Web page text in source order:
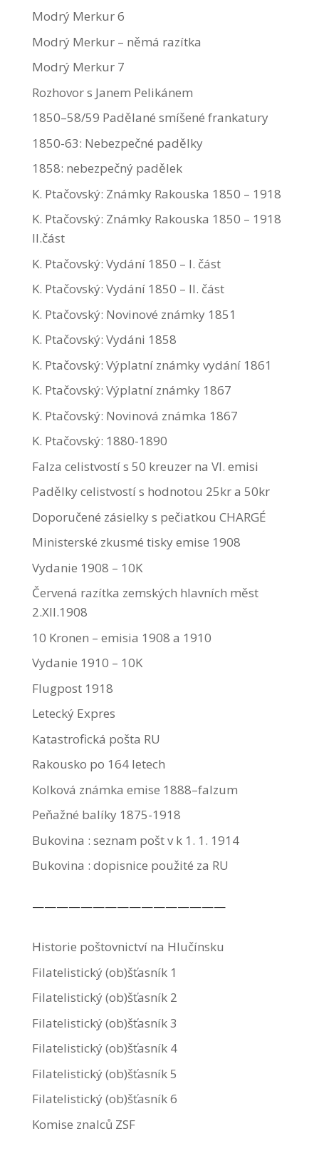
Modrý Merkur 6
Modrý Merkur – němá razítka
Modrý Merkur 7
Rozhovor s Janem Pelikánem
1850–58/59 Padělané smíšené frankatury
1850-63: Nebezpečné padělky
1858: nebezpečný padělek
K. Ptačovský: Známky Rakouska 1850 – 1918
K. Ptačovský: Známky Rakouska 1850 – 1918
II.část
K. Ptačovský: Vydání 1850 – I. část
K. Ptačovský: Vydání 1850 – II. část
K. Ptačovský: Novinové známky 1851
K. Ptačovský: Vydáni 1858
K. Ptačovský: Výplatní známky vydání 1861
K. Ptačovský: Výplatní známky 1867
K. Ptačovský: Novinová známka 1867
K. Ptačovský: 1880-1890
Falza celistvostí s 50 kreuzer na VI. emisi
Padělky celistvostí s hodnotou 25kr a 50kr
Doporučené zásielky s pečiatkou CHARGÉ
Ministerské zkusmé tisky emise 1908
Vydanie 1908 – 10K
Červená razítka zemských hlavních měst
2.XII.1908
10 Kronen – emisia 1908 a 1910
Vydanie 1910 – 10K
Flugpost 1918
Letecký Expres
Katastrofická pošta RU
Rakousko po 164 letech
Kolková známka emise 1888–falzum
Peňažné balíky 1875-1918
Bukovina : seznam pošt v k 1. 1. 1914
Bukovina : dopisnice použité za RU
————————————————
Historie poštovnictví na Hlučínsku
Filatelistický (ob)šťasník 1
Filatelistický (ob)šťasník 2
Filatelistický (ob)šťasník 3
Filatelistický (ob)šťasník 4
Filatelistický (ob)šťasník 5
Filatelistický (ob)šťasník 6
Komise znalců ZSF